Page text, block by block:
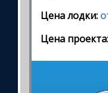
Цена лодки:
Цена проекта: